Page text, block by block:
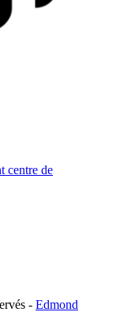
centre de
- Edmond